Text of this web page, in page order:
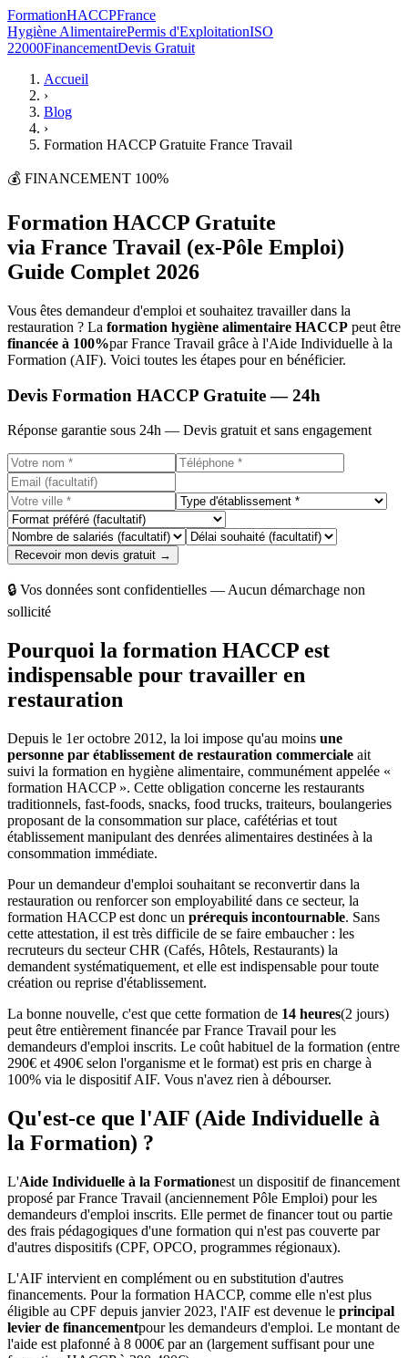
FormationHACCPFrance
Hygiène AlimentairePermis d'ExploitationISO
22000FinancementDevis Gratuit
Accueil
›
Blog
›
Formation HACCP Gratuite France Travail
💰 FINANCEMENT 100%
Formation HACCP Gratuite
via France Travail (ex-Pôle Emploi)
Guide Complet 2026
Vous êtes demandeur d'emploi et souhaitez travailler dans la
restauration ? La formation hygiène alimentaire HACCP peut être
financée à 100%par France Travail grâce à l'Aide Individuelle à la
Formation (AIF). Voici toutes les étapes pour en bénéficier.
Devis Formation HACCP Gratuite — 24h
Réponse garantie sous 24h — Devis gratuit et sans engagement
Recevoir mon devis gratuit →
🔒 Vos données sont confidentielles — Aucun démarchage non
sollicité
Pourquoi la formation HACCP est
indispensable pour travailler en
restauration
Depuis le 1er octobre 2012, la loi impose qu'au moins une
personne par établissement de restauration commerciale ait
suivi la formation en hygiène alimentaire, communément appelée «
formation HACCP ». Cette obligation concerne les restaurants
traditionnels, fast-foods, snacks, food trucks, traiteurs, boulangeries
proposant de la consommation sur place, cafétérias et tout
établissement manipulant des denrées alimentaires destinées à la
consommation immédiate.
Pour un demandeur d'emploi souhaitant se reconvertir dans la
restauration ou renforcer son employabilité dans ce secteur, la
formation HACCP est donc un prérequis incontournable. Sans
cette attestation, il est très difficile de se faire embaucher : les
recruteurs du secteur CHR (Cafés, Hôtels, Restaurants) la
demandent systématiquement, et elle est indispensable pour toute
création ou reprise d'établissement.
La bonne nouvelle, c'est que cette formation de 14 heures(2 jours)
peut être entièrement financée par France Travail pour les
demandeurs d'emploi inscrits. Le coût habituel de la formation (entre
290€ et 490€ selon l'organisme et le format) est pris en charge à
100% via le dispositif AIF. Vous n'avez rien à débourser.
Qu'est-ce que l'AIF (Aide Individuelle à
la Formation) ?
L'Aide Individuelle à la Formationest un dispositif de financement
proposé par France Travail (anciennement Pôle Emploi) pour les
demandeurs d'emploi inscrits. Elle permet de financer tout ou partie
des frais pédagogiques d'une formation qui n'est pas couverte par
d'autres dispositifs (CPF, OPCO, programmes régionaux).
L'AIF intervient en complément ou en substitution d'autres
financements. Pour la formation HACCP, comme elle n'est plus
éligible au CPF depuis janvier 2023, l'AIF est devenue le principal
levier de financementpour les demandeurs d'emploi. Le montant de
l'aide est plafonné à 8 000€ par an (largement suffisant pour une